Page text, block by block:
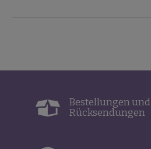
Bestellungen und
Rücksendungen